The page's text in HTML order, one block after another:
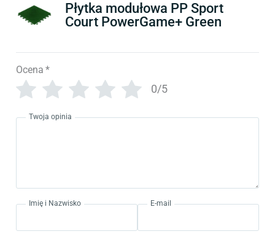
Płytka modułowa PP Sport
Court PowerGame+ Green
Ocena *
0/5
Twoja opinia
Imię i Nazwisko E-mail